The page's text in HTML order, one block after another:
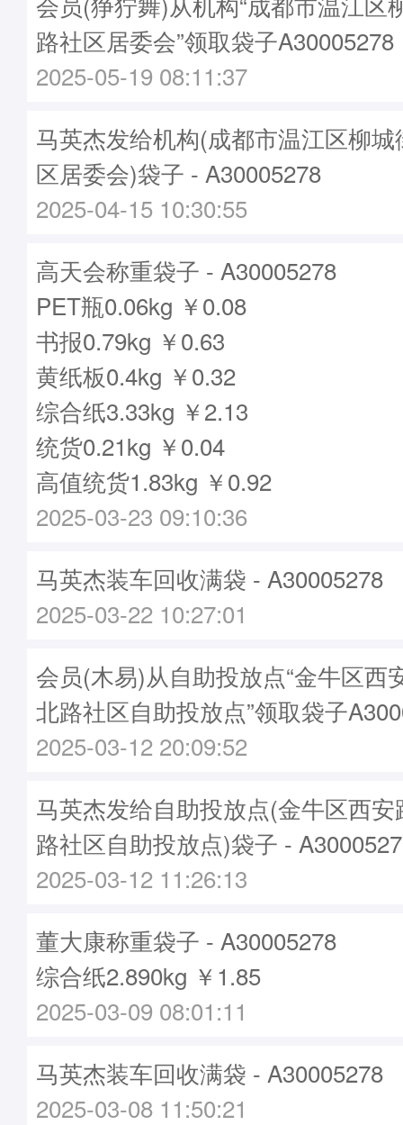
路社区居委会”领取袋子A30005278
2025-05-19 08:11:37
马英杰发给机构(成都市温江区柳
区居委会)袋子 - A30005278
2025-04-15 10:30:55
高天会称重袋子 - A30005278
PET瓶0.06kg ￥0.08
书报0.79kg ￥0.63
黄纸板0.4kg ￥0.32
综合纸3.33kg ￥2.13
统货0.21kg ￥0.04
高值统货1.83kg ￥0.92
2025-03-23 09:10:36
马英杰装车回收满袋 - A30005278
2025-03-22 10:27:01
会员(木易)从自助投放点“金牛区西
北路社区自助投放点”领取袋子
2025-03-12 20:09:52
马英杰发给自助投放点(金牛区西
路社区自助投放点)袋子 -
2025-03-12 11:26:13
董大康称重袋子 - A30005278
综合纸2.890kg ￥1.85
2025-03-09 08:01:11
马英杰装车回收满袋 - A30005278
2025-03-08 11:50:21